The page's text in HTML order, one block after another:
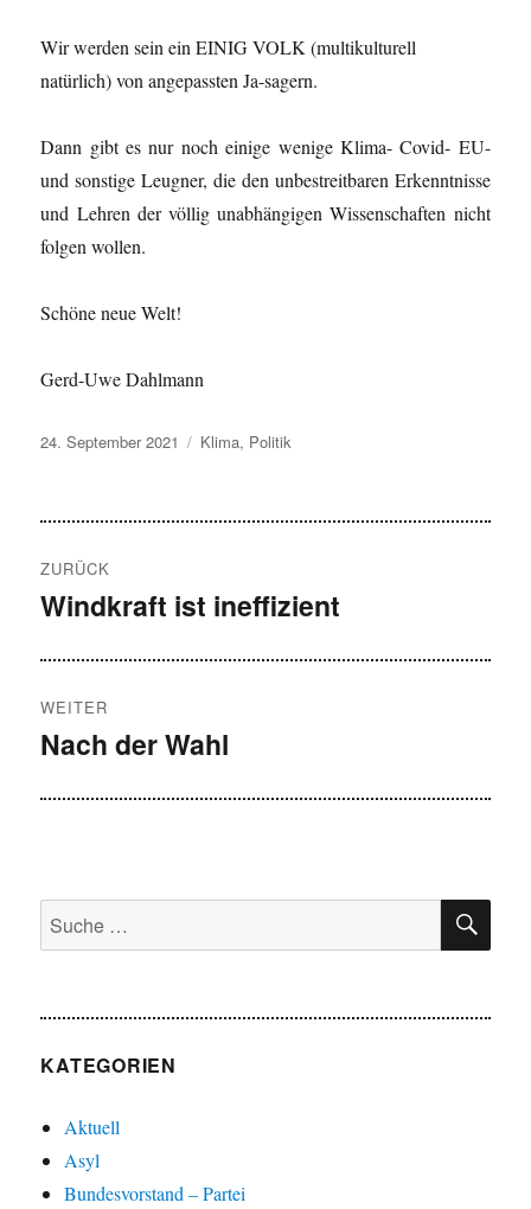
Wir werden sein ein EINIG VOLK (multikulturell
natürlich) von angepassten Ja-sagern.
Dann gibt es nur noch einige wenige Klima- Covid- EU-
und sonstige Leugner, die den unbestreitbaren Erkenntnisse
und Lehren der völlig unabhängigen Wissenschaften nicht
folgen wollen.
Schöne neue Welt!
Gerd-Uwe Dahlmann
Veröffentlicht
24. September 2021 Kategorien
Klima, Politik
ZURÜCK
Vorheriger
Windkraft ist ineffizient
WEITER
Nächster
Nach der Wahl
Suche
nach:
KATEGORIEN
Aktuell
Asyl
Bundesvorstand – Partei